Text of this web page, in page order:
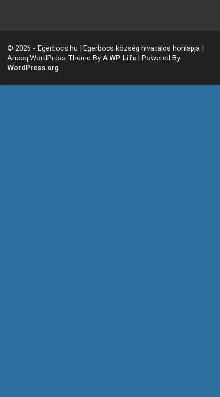
© 2026 - Egerbocs.hu | Egerbocs község hivatalos honlapja |
Aneeq WordPress Theme ByA WP Life | Powered By
WordPress.org